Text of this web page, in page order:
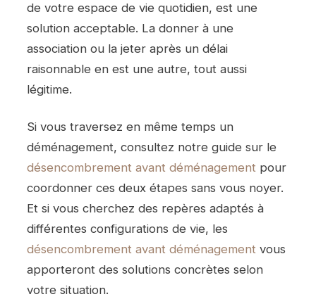
de votre espace de vie quotidien, est une
solution acceptable. La donner à une
association ou la jeter après un délai
raisonnable en est une autre, tout aussi
légitime.
Si vous traversez en même temps un
déménagement, consultez notre guide sur le
désencombrement avant déménagement pour
coordonner ces deux étapes sans vous noyer.
Et si vous cherchez des repères adaptés à
différentes configurations de vie, les
désencombrement avant déménagement vous
apporteront des solutions concrètes selon
votre situation.